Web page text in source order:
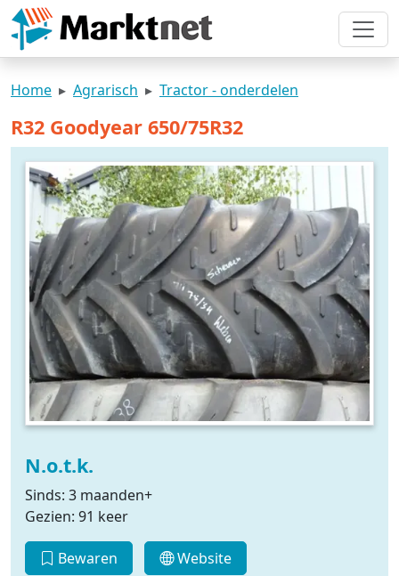
Home Agrarisch Tractor - onderdelen
R32 Goodyear 650/75R32
N.o.t.k.
Sinds: 3 maanden+
Gezien: 91 keer
Bewaren Website